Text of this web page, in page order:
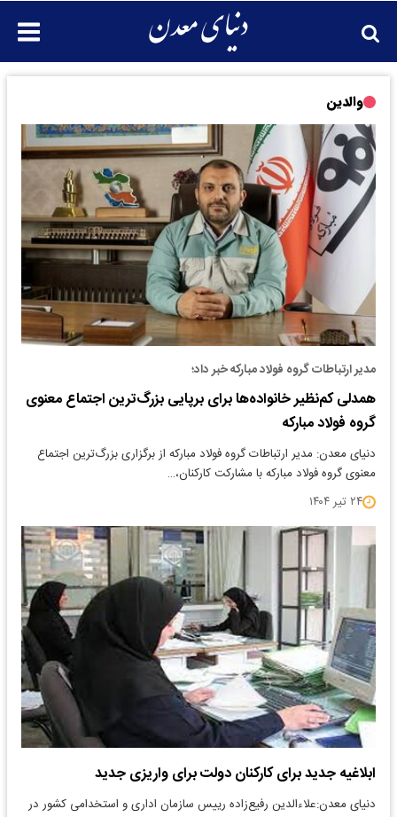
والدین
مدیر ارتباطات گروه فولاد مبارکه خبر داد؛
همدلی کم‌نظیر خانواده‌ها برای برپایی بزرگ‌ترین اجتماع معنوی
گروه فولاد مبارکه
دنیای معدن: مدیر ارتباطات گروه فولاد مبارکه از برگزاری بزرگ‌ترین اجتماع
معنوی گروه فولاد مبارکه با مشارکت کارکنان،…
۲۴ تیر ۱۴۰۴
ابلاغیه جدید برای کارکنان دولت برای واریزی جدید
دنیای معدن:علاءالدین رفیع‌زاده رییس سازمان اداری و استخدامی کشور در